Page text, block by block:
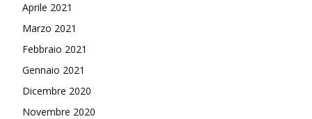
Aprile 2021
Marzo 2021
Febbraio 2021
Gennaio 2021
Dicembre 2020
Novembre 2020